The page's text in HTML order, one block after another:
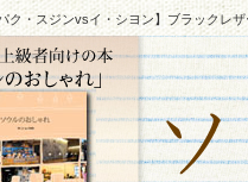
ク・スジンvsイ・シヨン】ブラックレ